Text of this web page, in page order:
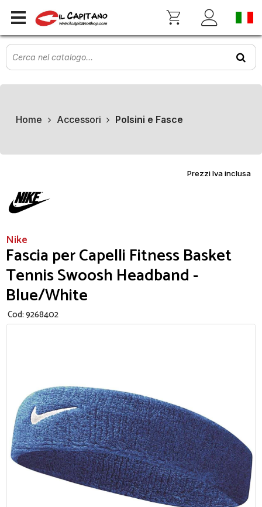
Home Accessori Polsini e Fasce
Prezzi Iva inclusa
Nike
Fascia per Capelli Fitness Basket
Tennis Swoosh Headband -
Blue/White
Cod:9268402